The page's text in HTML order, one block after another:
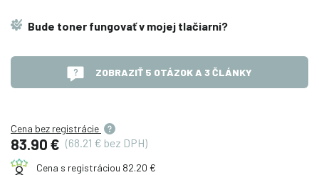
Bude toner fungovať v mojej tlačiarni?
ZOBRAZIŤ 5 OTÁZOK A 3 ČLÁNKY
Cena bez registrácie
83.90 € (68.21 € bez DPH)
Cena s registráciou 82.20 €